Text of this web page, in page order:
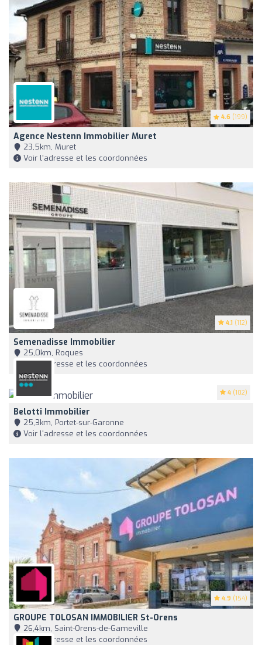
4.6 (199)
Agence Nestenn Immobilier Muret
23,5km, Muret
Voir l'adresse et les coordonnées
4.1 (112)
Semenadisse Immobilier
25,0km, Roques
Voir l'adresse et les coordonnées
4 (102)
Belotti Immobilier
25,3km, Portet-sur-Garonne
Voir l'adresse et les coordonnées
4.9 (154)
GROUPE TOLOSAN IMMOBILIER St-Orens
26,4km, Saint-Orens-de-Gameville
Voir l'adresse et les coordonnées